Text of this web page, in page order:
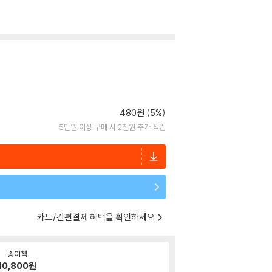
480원 (5%)
5만원 이상 구매 시 2천원 추가 적립
카드/간편결제 혜택을 확인하세요
종이책
원